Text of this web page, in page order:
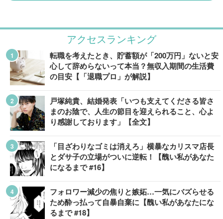
アクセスランキング
転職を考えたとき、貯蓄額が「200万円」ないと安
心して辞めらないって本当？無収入期間の生活費
の目安【「退職プロ」が解説】
戸塚純貴、結婚発表「いつも支えてくださる皆さ
まのお陰で、人生の節目を迎えられること、心よ
り感謝しております」【全文】
「目ざわりなゴミは消えろ」横暴なカリスマ店長
とダサ子の立場がついに逆転！【醜い私があなた
になるまで #16】
フォロワー減少の焦りと嫉妬…一気にバズらせる
ため酔っ払って自暴自棄に【醜い私があなたにな
るまで #18】